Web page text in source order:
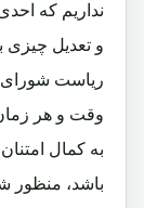
نداریم که
و تعدیل چیزی
ریاست
وقت و هر
به کمال
باشد، منظور